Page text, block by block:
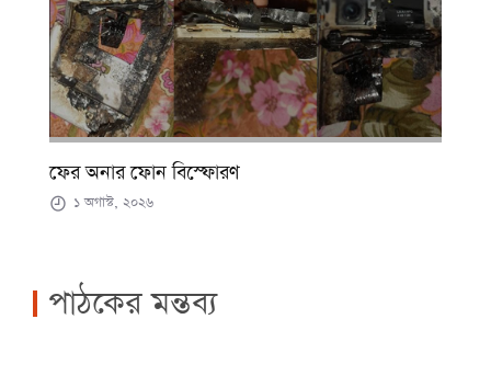
ফের অনার ফোন বিস্ফোরণ
১ অগাস্ট, ২০২৬
পাঠকের মন্তব্য